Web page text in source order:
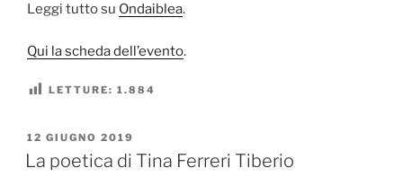
Leggi tutto su Ondaiblea.
Qui la scheda dell’evento.
LETTURE: 1.884
PUBBLICATO
IL
12 GIUGNO 2019
La poetica di Tina Ferreri Tiberio